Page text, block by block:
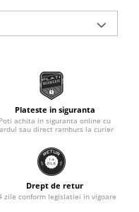
Plateste in siguranta
Poti achita in siguranta online cu
sau direct ramburs la curier
Drept de retur
zile conform legislatiei in vigoare